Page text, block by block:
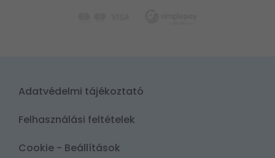
Adatvédelmi tájékoztató
Felhasználási feltételek
Cookie - Beállítások